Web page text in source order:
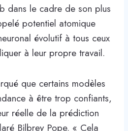
dans le cadre de son plus
potentiel atomique
évolutif à tous ceux
à leur propre travail.
que certains modèles
à être trop confiants,
réelle de la prédiction
Bilbrey Pope. « Cela